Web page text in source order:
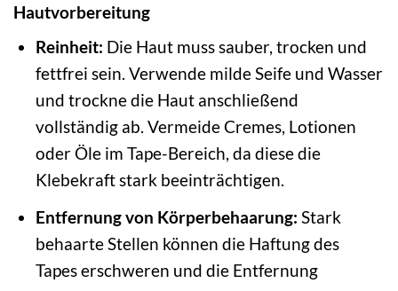
Hautvorbereitung
Reinheit: Die Haut muss sauber, trocken und
fettfrei sein. Verwende milde Seife und Wasser
und trockne die Haut anschließend
vollständig ab. Vermeide Cremes, Lotionen
oder Öle im Tape-Bereich, da diese die
Klebekraft stark beeinträchtigen.
Entfernung von Körperbehaarung: Stark
behaarte Stellen können die Haftung des
Tapes erschweren und die Entfernung